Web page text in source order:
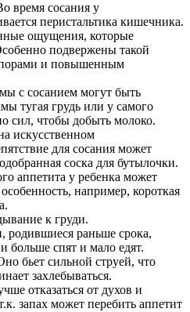
время сосания у
перистальтика кишечника.
ощущения, которые
подвержены такой
и повышенным
с сосанием могут быть
тугая грудь или у самого
сил, чтобы добыть молоко.
искусственном
для сосания может
соска для бутылочки.
аппетита у ребенка может
например, короткая
к груди.
родившиеся раньше срока,
спят и мало едят.
бьет сильной струей, что
захлебываться.
отказаться от духов и
запах может перебить аппетит